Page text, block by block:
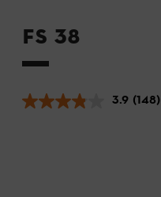
FS 38
3.9 (148)